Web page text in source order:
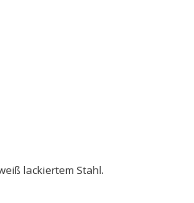
lackiertem Stahl.